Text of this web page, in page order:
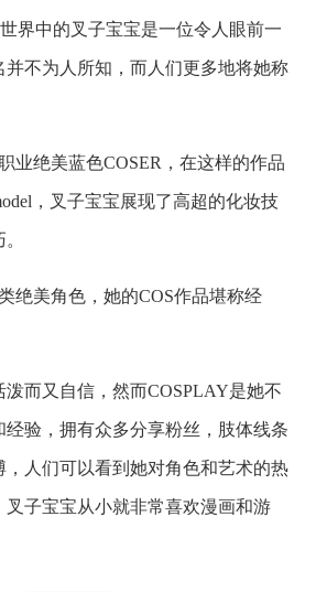
界中的叉子宝宝是一位令人眼前一
并不为人所知，而人们更多地将她称
业绝美蓝色COSER，在这样的作品
，叉子宝宝展现了高超的化妆技
绝美角色，她的COS作品堪称经
而又自信，然而COSPLAY是她不
验，拥有众多分享粉丝，肢体线条
，人们可以看到她对角色和艺术的热
叉子宝宝从小就非常喜欢漫画和游